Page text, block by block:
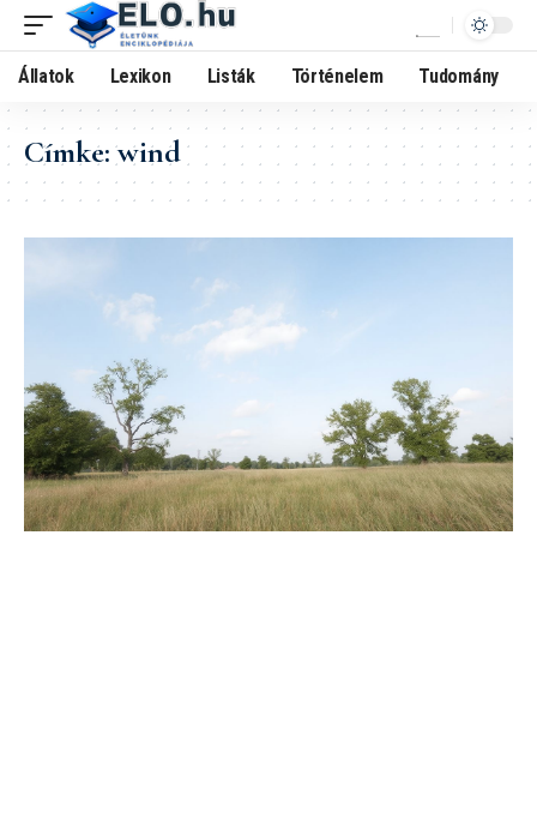
Állatok Lexikon Listák Történelem Tudomány
Címke:wind